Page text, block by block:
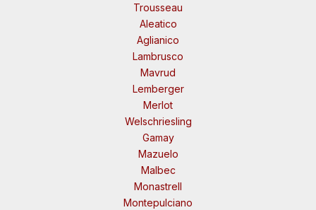
Trousseau
Aleatico
Aglianico
Lambrusco
Mavrud
Lemberger
Merlot
Welschriesling
Gamay
Mazuelo
Malbec
Monastrell
Montepulciano